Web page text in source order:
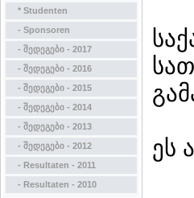
* Studenten
- Sponsoren
- შედეგები - 2017
- შედეგები - 2016
- შედეგები - 2015
- შედეგები - 2014
- შედეგები - 2013
- შედეგები - 2012
- Resultaten - 2011
- Resultaten - 2010
ეს